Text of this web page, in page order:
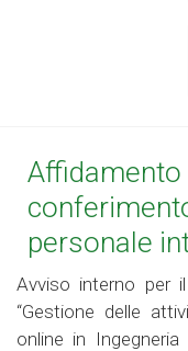
Affidamento
personale
Avviso interno per
“Gestione delle
online in